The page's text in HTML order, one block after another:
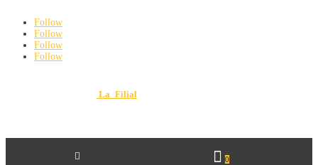
Follow
Follow
Follow
Follow
La_Filial
 0